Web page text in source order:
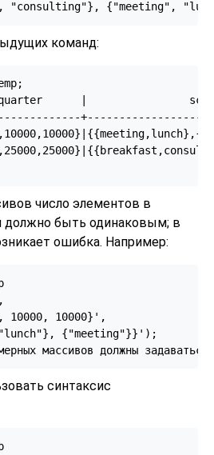
"consulting"}, {"meeting",
команд:
|
число элементов в
должно быть одинаковым; в
ошибка. Например:
10000, 10000}',
{"meeting"}}');
массивов должны задаваться
синтаксис